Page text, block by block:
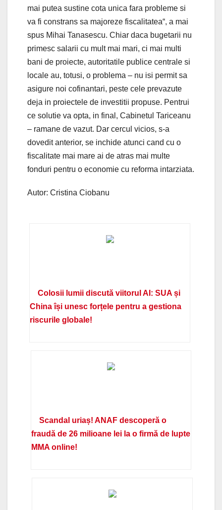
mai putea sustine cota unica fara probleme si
va fi constrans sa majoreze fiscalitatea“, a mai
spus Mihai Tanasescu. Chiar daca bugetarii nu
primesc salarii cu mult mai mari, ci mai multi
bani de proiecte, autoritatile publice centrale si
locale au, totusi, o problema – nu isi permit sa
asigure noi cofinantari, peste cele prevazute
deja in proiectele de investitii propuse. Pentrui
ce solutie va opta, in final, Cabinetul Tariceanu
– ramane de vazut. Dar cercul vicios, s-a
dovedit anterior, se inchide atunci cand cu o
fiscalitate mai mare ai de atras mai multe
fonduri pentru o economie cu reforma intarziata.
Autor: Cristina Ciobanu
Colosii lumii discută viitorul AI: SUA și
China își unesc forțele pentru a gestiona
riscurile globale!
Scandal uriaș! ANAF descoperă o
fraudă de 26 milioane lei la o firmă de lupte
MMA online!